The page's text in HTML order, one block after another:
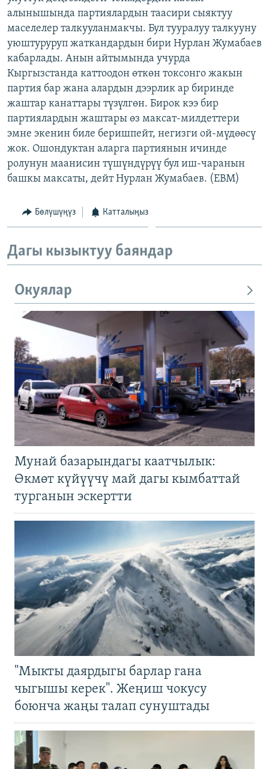
ЭЕ/АРнун бардык сайттары
алынышында партиялардын таасири сыяктуу
маселелер талкууланмакчы. Бул тууралуу талкууну
уюштуруруп жаткандардын бири Нурлан Жумабаев
кабарлады. Анын айтымында учурда
Кыргызстанда каттоодон өткөн токсонго жакын
партия бар жана алардын дээрлик ар биринде
жаштар канаттары түзүлгөн. Бирок кээ бир
партиялардын жаштары өз максат-милдеттери
эмне экенин биле беришпейт, негизги ой-мүдөөсү
жок. Ошондуктан аларга партиянын ичинде
ролунун маанисин түшүндүрүү бул иш-чаранын
башкы максаты, дейт Нурлан Жумабаев. (EBM)
Бөлүшүңүз Катталыңыз
Дагы кызыктуу баяндар
Окуялар
Мунай базарындагы каатчылык:
Өкмөт күйүүчү май дагы кымбаттай
турганын эскертти
"Мыкты даярдыгы барлар гана
чыгышы керек". Жеңиш чокусу
боюнча жаңы талап сунуштады